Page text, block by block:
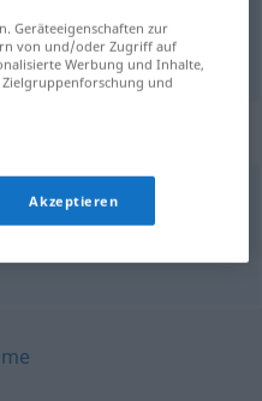
etc
Geräteeigenschaften zur
von und/oder Zugriff auf
Werbung und Inhalte,
und
Akzeptieren